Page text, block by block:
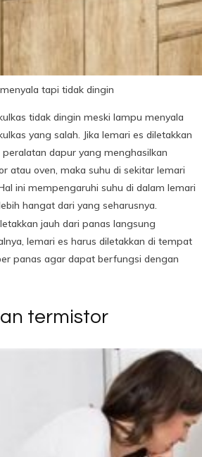
tapi tidak dingin
tidak dingin meski lampu menyala
yang salah. Jika lemari es diletakkan
dapur yang menghasilkan
atau oven, maka suhu di sekitar lemari
ini mempengaruhi suhu di dalam lemari
hangat dari yang seharusnya.
jauh dari panas langsung
lemari es harus diletakkan di tempat
panas agar dapat berfungsi dengan
termistor